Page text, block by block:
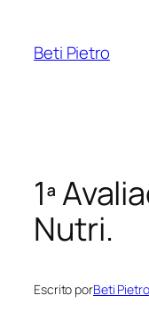
Beti Pietro
1ª
Nutri.
Escrito porBeti Pietro